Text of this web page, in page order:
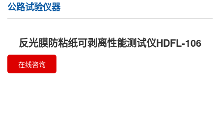
公路试验仪器
反光膜防粘纸可剥离性能测试仪HDFL-106
在线咨询